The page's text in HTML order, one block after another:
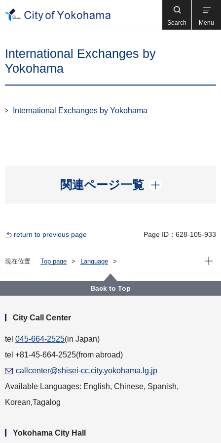
Search Menu
International Exchanges by
Yokohama
International Exchanges by Yokohama
関連ページ一覧
開く
return to previous page Page ID：628-105-933
現在位置 Top page
Language
About the City of Yokohama（横浜市について）
City Administration Information（市政情報）
International Exchanges by Yokohama
Open
Back to Top
City Call Center
tel 045-664-2525(in Japan)
tel +81-45-664-2525(from abroad)
callcenter@shisei-cc.city.yokohama.lg.jp
Available Languages: English, Chinese, Spanish,
Korean,Tagalog
Yokohama City Hall